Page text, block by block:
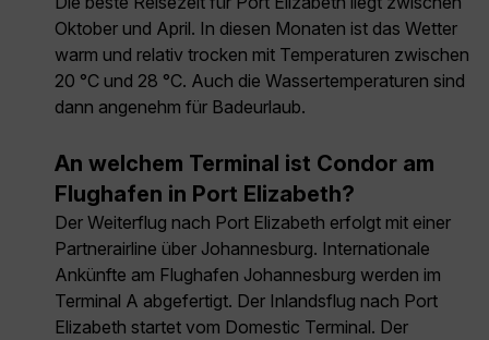
Oktober und April. In diesen Monaten ist das Wetter
warm und relativ trocken mit Temperaturen zwischen
20 °C und 28 °C. Auch die Wassertemperaturen sind
dann angenehm für Badeurlaub.
An welchem Terminal ist Condor am
Flughafen in Port Elizabeth?
Der Weiterflug nach Port Elizabeth erfolgt mit einer
Partnerairline über Johannesburg. Internationale
Ankünfte am Flughafen Johannesburg werden im
Terminal A abgefertigt. Der Inlandsflug nach Port
Elizabeth startet vom Domestic Terminal. Der